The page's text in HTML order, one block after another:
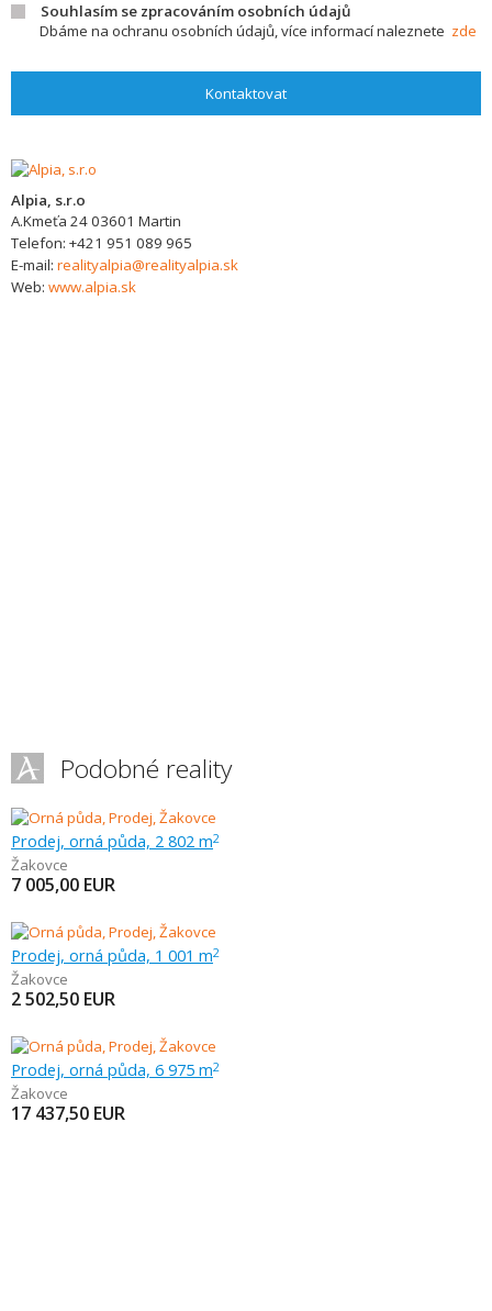
Souhlasím se zpracováním osobních údajů
Dbáme na ochranu osobních údajů, více informací naleznete zde
Kontaktovat
Alpia, s.r.o
A.Kmeťa 2403601 Martin
Telefon: +421 951 089 965
E-mail: realityalpia@realityalpia.sk
Web: www.alpia.sk
Podobné reality
Prodej, orná půda, 2 802 m2
Žakovce
7 005,00 EUR
Prodej, orná půda, 1 001 m2
Žakovce
2 502,50 EUR
Prodej, orná půda, 6 975 m2
Žakovce
17 437,50 EUR